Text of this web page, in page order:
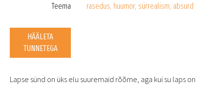
Teema rasedus, huumor, sürrealism, absurd
HÄÄLETA
TUNNETEGA
Lapse sünd on üks elu suuremaid rõõme, aga kui su laps on